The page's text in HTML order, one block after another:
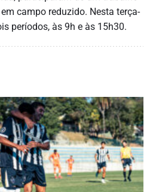
campo reduzido. Nesta terça-
períodos, às 9h e às 15h30.